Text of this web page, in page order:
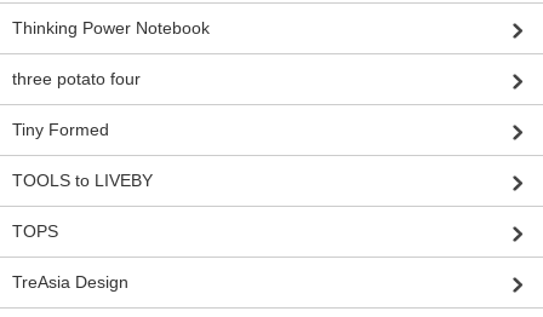
Thinking Power Notebook
three potato four
Tiny Formed
TOOLS to LIVEBY
TOPS
TreAsia Design